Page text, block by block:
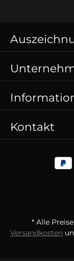
Kontakt
* Alle
Versandkosten